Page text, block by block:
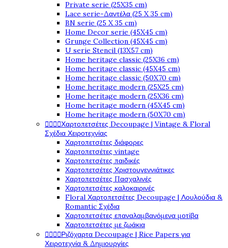
Private serie (25X35 cm)
Lace serie-Δαντέλα (25 X 35 cm)
BN serie (25 X 35 cm)
Home Decor serie (45X45 cm)
Grunge Collection (45X45 cm)
U serie Stencil (13X57 cm)
Home heritage classic (25X36 cm)
Home heritage classic (45X45 cm)
Home heritage classic (50X70 cm)
Home heritage modern (25X25 cm)
Home heritage modern (25X36 cm)
Home heritage modern (45X45 cm)
Home heritage modern (50X70 cm)
Χαρτοπετσέτες Decoupage | Vintage & Floral
Σχέδια Χειροτεχνίας
Χαρτοπετσέτες διάφορες
Χαρτοπετσέτες vintage
Χαρτοπετσέτες παιδικές
Χαρτοπετσέτες Χριστουγεννιάτικες
Χαρτοπετσέτες Πασχαλινές
Χαρτοπετσέτες καλοκαιρινές
Floral Χαρτοπετσέτες Decoupage | Λουλούδια &
Romantic Σχέδια
Χαρτοπετσέτες επαναλαμβανόμενα μοτίβα
Χαρτοπετσέτες με ζωάκια
Ριζόχαρτα Decoupage | Rice Papers για
Χειροτεχνία & Δημιουργίες